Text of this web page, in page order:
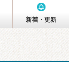
新着・更新